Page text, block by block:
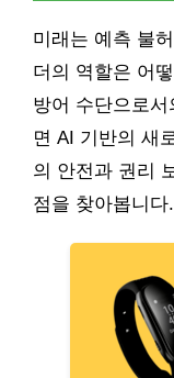
미래는 예측 불
더의 역할은 어
방어 수단으로
면 AI 기반의 새
의 안전과 권리
점을 찾아봅니다.